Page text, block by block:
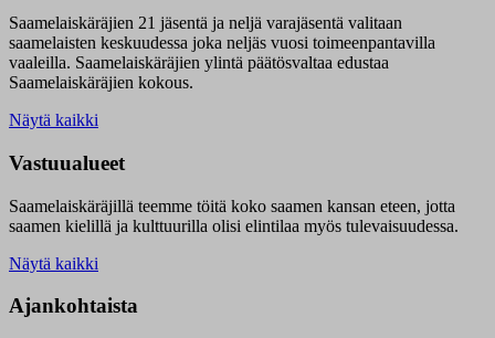
Saamelaiskäräjien 21 jäsentä ja neljä varajäsentä valitaan
saamelaisten keskuudessa joka neljäs vuosi toimeenpantavilla
vaaleilla. Saamelaiskäräjien ylintä päätösvaltaa edustaa
Saamelaiskäräjien kokous.
Näytä kaikki
Vastuualueet
Saamelaiskäräjillä teemme töitä koko saamen kansan eteen, jotta
saamen kielillä ja kulttuurilla olisi elintilaa myös tulevaisuudessa.
Näytä kaikki
Ajankohtaista